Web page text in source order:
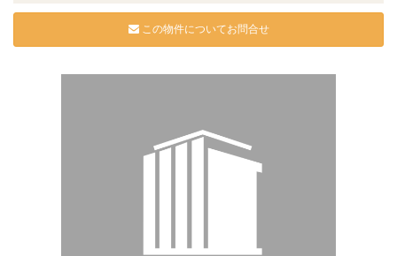
この物件についてお問合せ